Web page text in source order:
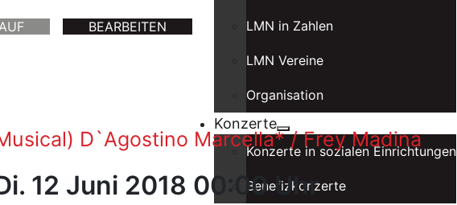
LMN in Zahlen
LMN Vereine
Organisation
Konzerte
Konzerte in sozialen Einrichtungen
Benefizkonzerte
BEARBEITEN
D`Agostino Marcella* / Frey Madina
12 Juni 2018 00:00 Uhr